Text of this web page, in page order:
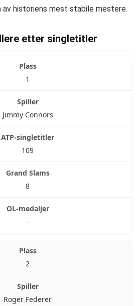
av historiens mest stabile mestere.
etter singletitler
1
Jimmy Connors
109
8
–
2
Roger Federer